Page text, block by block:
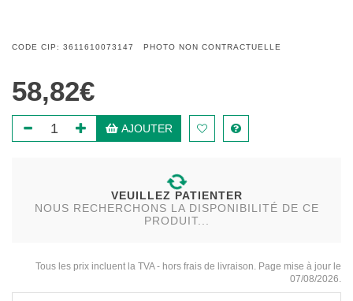
CODE CIP: 3611610073147 PHOTO NON CONTRACTUELLE
58,82€
AJOUTER
VEUILLEZ PATIENTER
NOUS RECHERCHONS LA DISPONIBILITÉ DE CE
PRODUIT...
Tous les prix incluent la TVA - hors frais de livraison. Page mise à jour le
07/08/2026.